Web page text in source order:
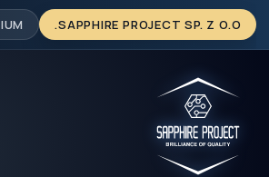
SAPPHIRE PROJECT SP. Z O.O.